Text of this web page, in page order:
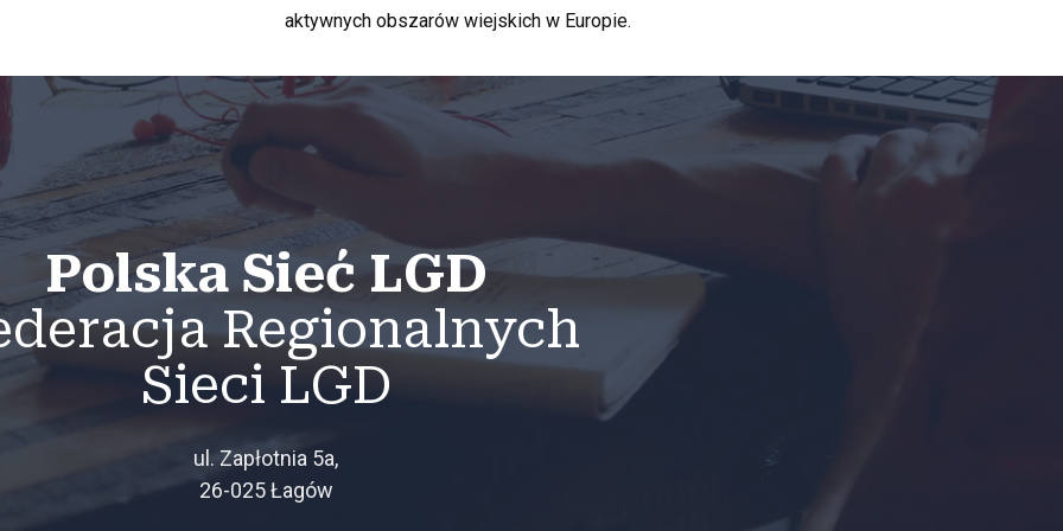
aktywnych obszarów wiejskich w Europie.
Polska Sieć LGD
Regionalnych
Sieci LGD
ul. Zapłotnia 5a,
26-025 Łagów